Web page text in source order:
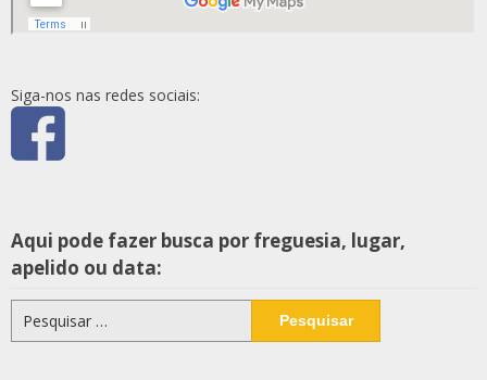
Siga-nos nas redes sociais:
Aqui pode fazer busca por freguesia, lugar,
apelido ou data:
por: